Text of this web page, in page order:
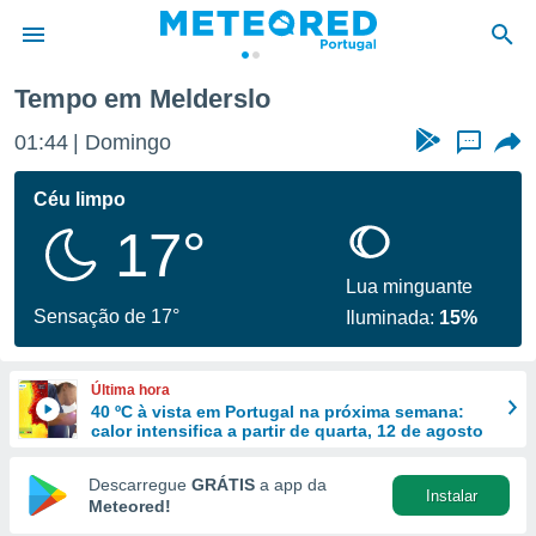
da
foi
fornecidas
a este
das
e
forma
digital
Tempo em Melderslo
01:44 Domingo ...
Céu limpo
17°
Sensação de 17°
Lua minguante
Iluminada: 15%
Última hora
40 ºC à vista em Portugal na próxima semana:
calor intensifica a partir de quarta, 12 de agosto
Descarregue GRÁTIS a app da
Meteored!
Instalar